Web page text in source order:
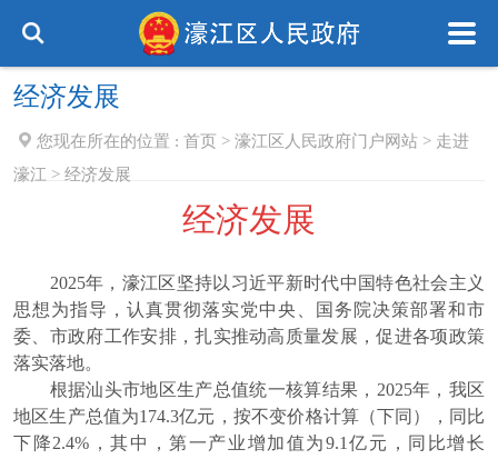
经济发展
您现在所在的位置 : 首页 > 濠江区人民政府门户网站 > 走进
濠江 > 经济发展
经济发展
2025年，濠江区坚持以习近平新时代中国特色社会主义
思想为指导，认真贯彻落实党中央、国务院决策部署和市
委、市政府工作安排，扎实推动高质量发展，促进各项政策
落实落地。
根据汕头市地区生产总值统一核算结果，2025年，我区
地区生产总值为174.3亿元，按不变价格计算（下同），同比
下降2.4%，其中，第一产业增加值为9.1亿元，同比增长